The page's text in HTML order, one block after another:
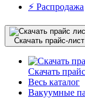
⚡️ Распродажа
Скачать прайс-лист
Скачать
Весь каталог
Вакуумные